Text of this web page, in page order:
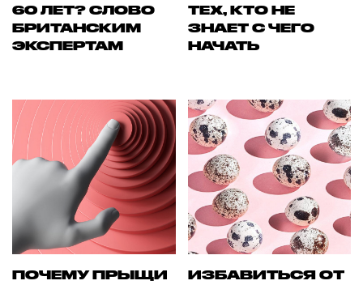
60 ЛЕТ? СЛОВО
БРИТАНСКИМ
ЭКСПЕРТАМ
ТЕХ, КТО НЕ
ЗНАЕТ С ЧЕГО
НАЧАТЬ
ПОЧЕМУ ПРЫЩИ
ИЗБАВИТЬСЯ ОТ